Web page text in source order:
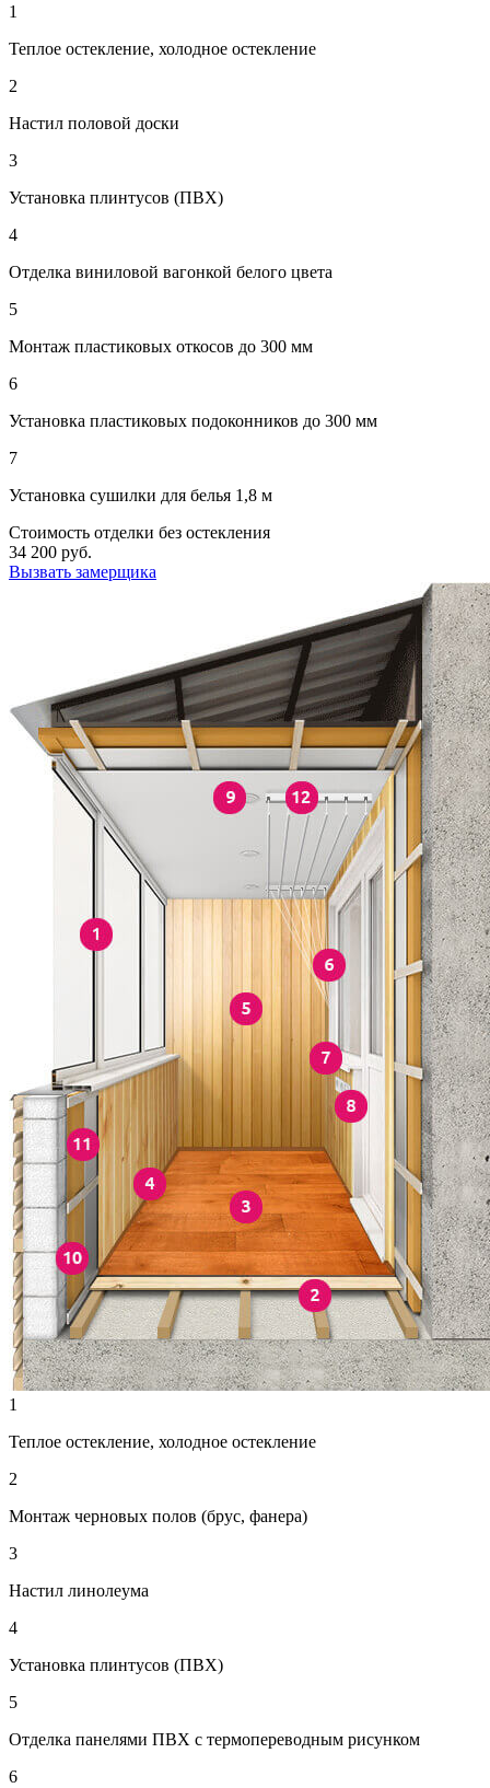
1
Теплое остекление, холодное остекление
2
Настил половой доски
3
Установка плинтусов (ПВХ)
4
Отделка виниловой вагонкой белого цвета
5
Монтаж пластиковых откосов до 300 мм
6
Установка пластиковых подоконников до 300 мм
7
Установка сушилки для белья 1,8 м
Стоимость отделки без остекления
34 200 руб.
Вызвать замерщика
1
Теплое остекление, холодное остекление
2
Монтаж черновых полов (брус, фанера)
3
Настил линолеума
4
Установка плинтусов (ПВХ)
5
Отделка панелями ПВХ с термопереводным рисунком
6